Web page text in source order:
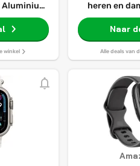
Band
winkel
heren en
Naar
Alle deals van